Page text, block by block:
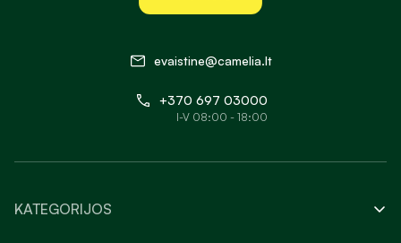
evaistine@camelia.lt
+370 697 03000
I-V 08:00 - 18:00
KATEGORIJOS